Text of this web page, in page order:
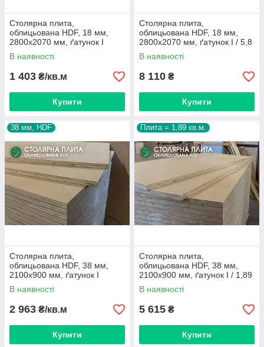
Столярна плита,
облицьована HDF, 18 мм,
2800х2070 мм, ґатунок I
В наявності
1 403 ₴/кв.м
Купити
Столярна плита,
облицьована HDF, 18 мм,
2800х2070 мм, ґатунок I / 5,8
кв.м.
В наявності
8 110 ₴
Купити
38 мм, HDF
Столярна плита,
облицьована HDF, 38 мм,
2100х900 мм, ґатунок I
В наявності
2 963 ₴/кв.м
Купити
Плита = 1,89 кв.м.
Столярна плита,
облицьована HDF, 38 мм,
2100х900 мм, ґатунок I / 1,89
кв.м.
В наявності
5 615 ₴
Купити